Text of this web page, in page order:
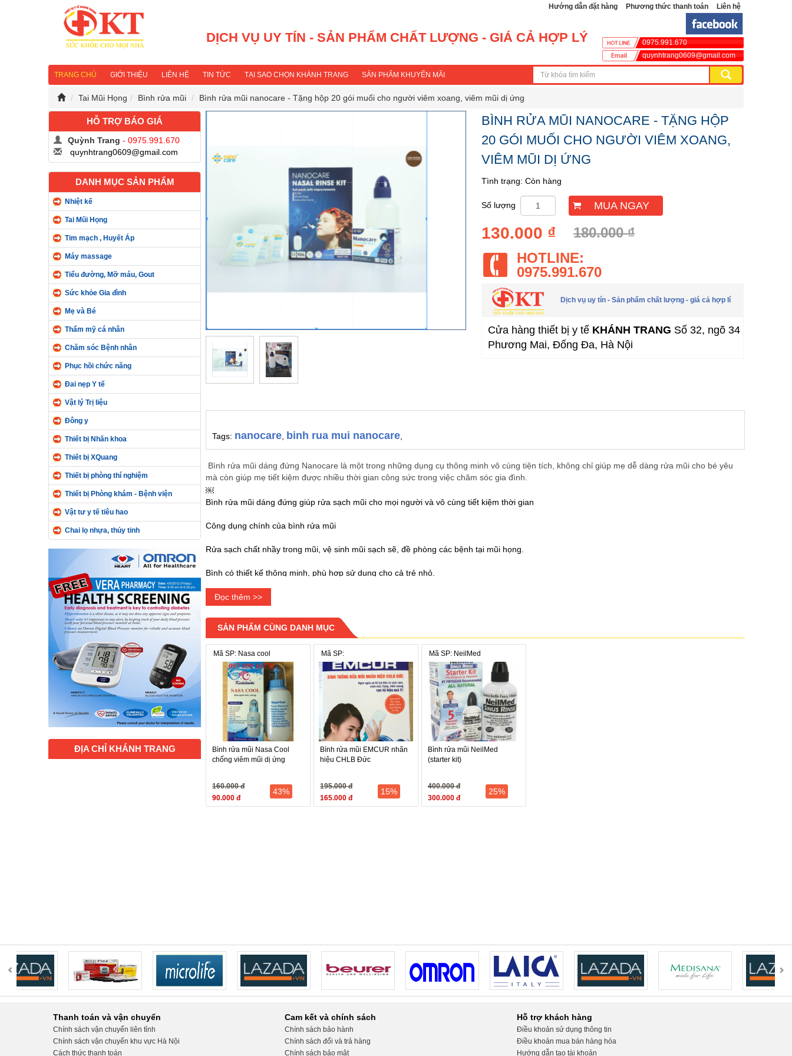
Hướng dẫn đặt hàng Phương thức thanh toán Liên hệ
DỊCH VỤ UY TÍN - SẢN PHẨM CHẤT LƯỢNG - GIÁ CẢ HỢP LÝ
0975.991.670
quynhtrang0609@gmail.com
TRANG CHỦ GIỚI THIỆU LIÊN HỆ TIN TỨC TẠI SAO CHỌN KHÁNH TRANG SẢN PHẨM KHUYẾN MÃI
Tai Mũi Họng Bình rửa mũi Bình rửa mũi nanocare - Tặng hộp 20 gói muối cho người viêm xoang, viêm mũi dị ứng
HỖ TRỢ BÁO GIÁ
Quỳnh Trang - 0975.991.670
quynhtrang0609@gmail.com
DANH MỤC SẢN PHẨM
Nhiệt kế
Tai Mũi Họng
Tim mạch , Huyết Áp
Máy massage
Tiểu đường, Mỡ máu, Gout
Sức khỏe Gia đình
Mẹ và Bé
Thẩm mỹ cá nhân
Chăm sóc Bệnh nhân
Phục hồi chức năng
Đai nẹp Y tế
Vật lý Trị liệu
Đông y
Thiết bị Nhãn khoa
Thiết bị XQuang
Thiết bị phòng thí nghiệm
Thiết bị Phòng khám - Bệnh viện
Vật tư y tế tiêu hao
Chai lọ nhựa, thủy tinh
ĐỊA CHỈ KHÁNH TRANG
BÌNH RỬA MŨI NANOCARE - TẶNG HỘP
20 GÓI MUỐI CHO NGƯỜI VIÊM XOANG,
VIÊM MŨI DỊ ỨNG
Tình trạng: Còn hàng
Số lượng MUA NGAY
130.000 ₫
180.000 ₫
HOTLINE:
0975.991.670
Dịch vụ uy tín - Sản phẩm chất lượng - giá cả hợp lí
Cửa hàng thiết bị y tế KHÁNH TRANG Số 32, ngõ 34
Phương Mai, Đống Đa, Hà Nội
Tags: nanocare binh rua mui nanocare
Bình rửa mũi dáng đứng Nanocare là một trong những dụng cụ thông minh vô cùng tiện tích, không chỉ giúp mẹ dễ dàng rửa mũi cho bé yêu
mà còn giúp mẹ tiết kiệm được nhiều thời gian công sức trong việc chăm sóc gia đình.
￼
Bình rửa mũi dáng đứng giúp rửa sạch mũi cho mọi người và vô cùng tiết kiệm thời gian
Công dụng chính của bình rửa mũi
Rửa sạch chất nhầy trong mũi, vệ sinh mũi sạch sẽ, đề phòng các bệnh tại mũi họng.
Bình có thiết kế thông minh, phù hợp sử dụng cho cả trẻ nhỏ.
Chất liệu bình đàn hồi, thao tác dễ dàng.
￼
Bình rửa được làm từ nhựa trong an toàn cho sức khỏe người dùng
Cứu cánh của hàng vạn gia đình có trẻ nhỏ và người bị viêm mũi, viêm xoang.
Giúp người dùng hạn chế dùng kháng sinh điều trị các bệnh hô hấp.
Đọc thêm >>
SẢN PHẨM CÙNG DANH MỤC
Mã SP: Nasa cool
Bình rửa mũi Nasa Cool
chống viêm mũi dị ứng
160.000 đ
90.000 đ
43%
Mã SP:
Bình rửa mũi EMCUR nhãn
hiệu CHLB Đức
195.000 đ
165.000 đ
15%
Mã SP: NeilMed
Bình rửa mũi NeilMed
(starter kit)
400.000 đ
300.000 đ
25%
Thanh toán và vận chuyển
Chính sách vận chuyển liên tỉnh
Chính sách vận chuyển khu vực Hà Nội
Cách thức thanh toán
Cam kết và chính sách
Chính sách bảo hành
Chính sách đổi và trả hàng
Chính sách bảo mật
Hỗ trợ khách hàng
Điều khoản sử dụng thông tin
Điều khoản mua bán hàng hóa
Hướng dẫn tạo tài khoản